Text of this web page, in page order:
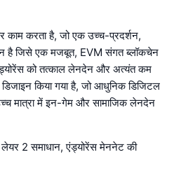
काम करता है, जो एक उच्च-प्रदर्शन,
है जिसे एक मजबूत, EVM संगत ब्लॉकचेन
को तत्काल लेनदेन और अत्यंत कम
किया गया है, जो आधुनिक डिजिटल
मात्रा में इन-गेम और सामाजिक लेनदेन
2 समाधान, एंड्योरेंस मेननेट की